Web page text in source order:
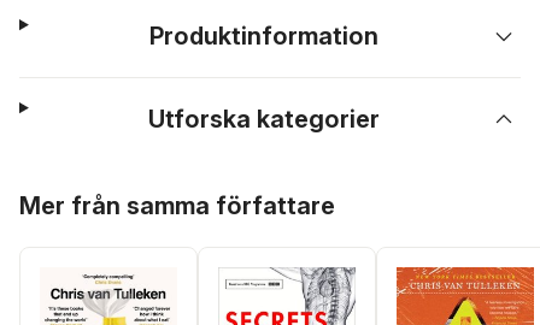
Produktinformation
Utforska kategorier
Mer från samma författare